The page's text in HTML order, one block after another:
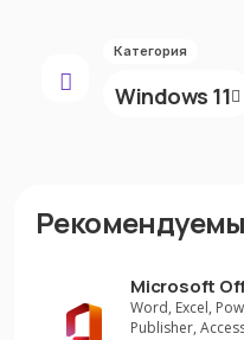
Категория
Windows 11
Microsoft
Word, Excel,
Publisher,